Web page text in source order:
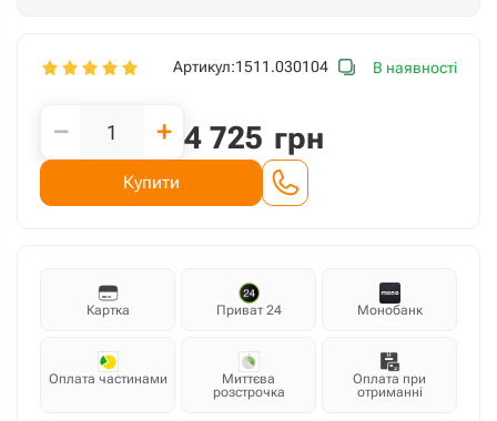
Артикул:1511.030104 В наявності
− + 4 725 грн
Купити
Картка Приват 24 Монобанк
Оплата частинами
Миттєва
розстрочка
Оплата при
отриманні